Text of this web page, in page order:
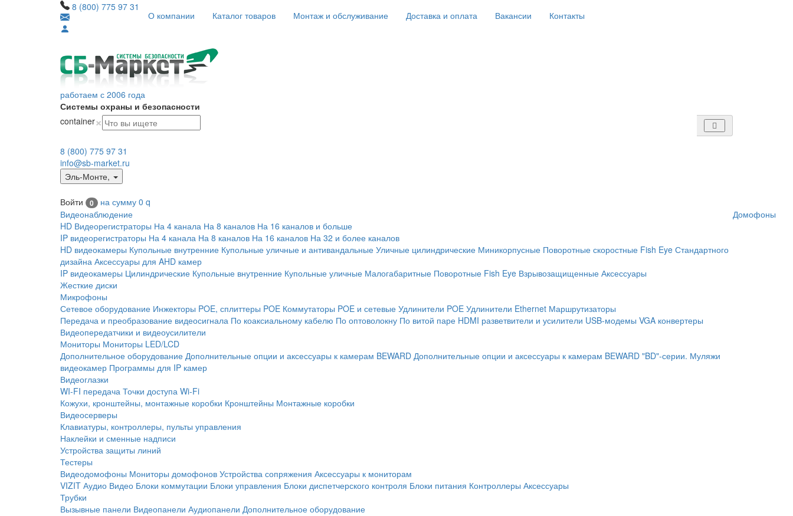
8 (800) 775 97 31
О компании Каталог товаров Монтаж и обслуживание Доставка и оплата Вакансии Контакты
работаем с 2006 года
Системы охраны и безопасности
container×
8 (800) 775 97 31
info@sb-market.ru
Эль-Монте,
Войти 0 на сумму 0 q
Видеонаблюдение
Домофоны
HD Видеорегистраторы На 4 канала На 8 каналов На 16 каналов и больше
IP видеорегистраторы На 4 канала На 8 каналов На 16 каналов На 32 и более каналов
HD видеокамеры Купольные внутренние Купольные уличные и антивандальные Уличные цилиндрические Миникорпусные Поворотные скоростные Fish Eye Стандартного
дизайна Аксессуары для AHD камер
IP видеокамеры Цилиндрические Купольные внутренние Купольные уличные Малогабаритные Поворотные Fish Eye Взрывозащищенные Аксессуары
Жесткие диски
Микрофоны
Сетевое оборудование Инжекторы POE, сплиттеры POE Коммутаторы POE и сетевые Удлинители POE Удлинители Ethernet Маршрутизаторы
Передача и преобразование видеосигнала По коаксиальному кабелю По оптоволокну По витой паре HDMI разветвители и усилители USB-модемы VGA конвертеры
Видеопередатчики и видеоусилители
Мониторы Мониторы LED/LCD
Дополнительное оборудование Дополнительные опции и аксессуары к камерам BEWARD Дополнительные опции и аксессуары к камерам BEWARD "BD"-серии. Муляжи
видеокамер Программы для IP камер
Видеоглазки
WI-FI передача Точки доступа Wi-Fi
Кожухи, кронштейны, монтажные коробки Кронштейны Монтажные коробки
Видеосерверы
Клавиатуры, контроллеры, пульты управления
Наклейки и сменные надписи
Устройства защиты линий
Тестеры
Видеодомофоны Мониторы домофонов Устройства сопряжения Аксессуары к мониторам
VIZIT Аудио Видео Блоки коммутации Блоки управления Блоки диспетчерского контроля Блоки питания Контроллеры Аксессуары
Трубки
Вызывные панели Видеопанели Аудиопанели Дополнительное оборудование